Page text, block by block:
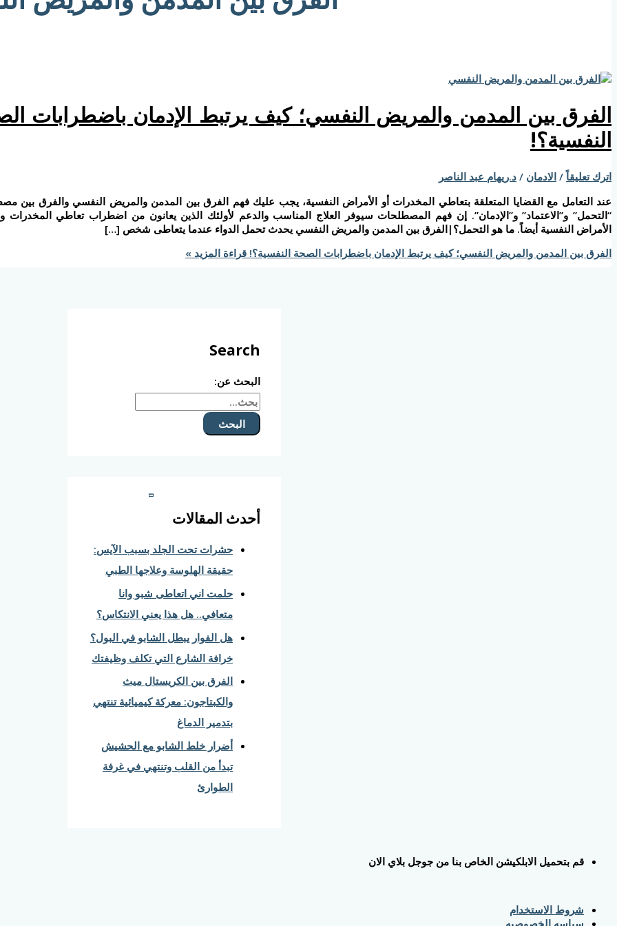
الفرق بين المدمن والمريض النفسي؛ كيف يرتبط الإدمان باضطرابات
النفسية؟!
اترك تعليقاً / الادمان / د.ريهام عبد الناصر
عند التعامل مع القضايا المتعلقة بتعاطي المخدرات أو الأمراض النفسية، يجب عليك فهم الفرق بين المدمن والمريض النفسي والفرق بين
“التحمل” و”الاعتماد” و”الإدمان”. إن فهم المصطلحات سيوفر العلاج المناسب والدعم لأولئك الذين يعانون من اضطراب تعاطي
الأمراض النفسية أيضاً. ما هو التحمل؟|الفرق بين المدمن والمريض النفسي يحدث تحمل الدواء عندما يتعاطى شخص […]
الفرق بين المدمن والمريض النفسي؛ كيف يرتبط الإدمان باضطرابات الصحة النفسية؟! قراءة المزيد »
Search
البحث عن:
أحدث المقالات
حشرات تحت الجلد بسبب الآيس:
حقيقة الهلوسة وعلاجها الطبي
حلمت اني اتعاطى شبو وانا
متعافي.. هل هذا يعني الانتكاس؟
هل الفوار يبطل الشابو في البول؟
خرافة الشارع التي تكلف وظيفتك
الفرق بين الكريستال ميث
والكبتاجون: معركة كيميائية تنتهي
بتدمير الدماغ
أضرار خلط الشابو مع الحشيش
تبدأ من القلب وتنتهي في غرفة
الطوارئ
قم بتحميل الابلكيشن الخاص بنا من جوجل بلاي الان
شروط الاستخدام
سياسه الخصوصيه